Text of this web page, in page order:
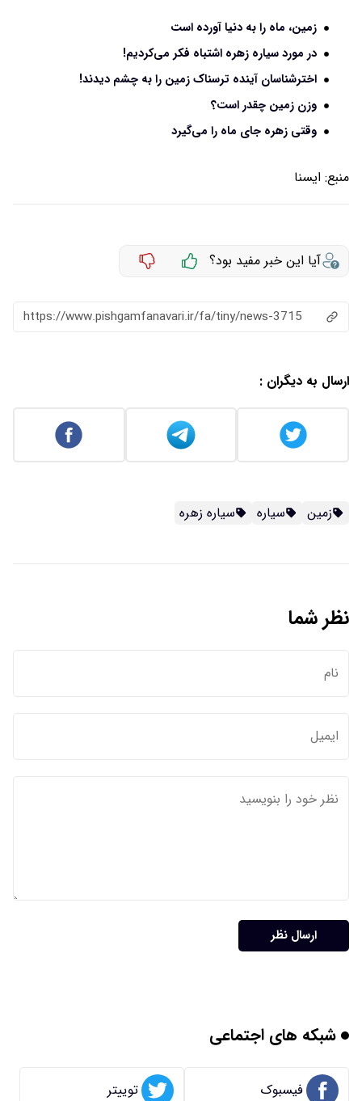
زمین، ماه را به دنیا آورده است
در مورد سیاره زهره اشتباه فکر می‌کردیم!
اخترشناسان آینده ترسناک زمین را به چشم دیدند!
وزن زمین چقدر است؟
وقتی زهره جای ماه را می‌گیرد
منبع: ايسنا
آیا این خبر مفید بود؟
https://www.pishgamfanavari.ir/fa/tiny/news-3715
ارسال به دیگران :
زمین سیاره سیاره زهره
نظر شما
ارسال نظر
شبکه های اجتماعی
فیسبوک توییتر